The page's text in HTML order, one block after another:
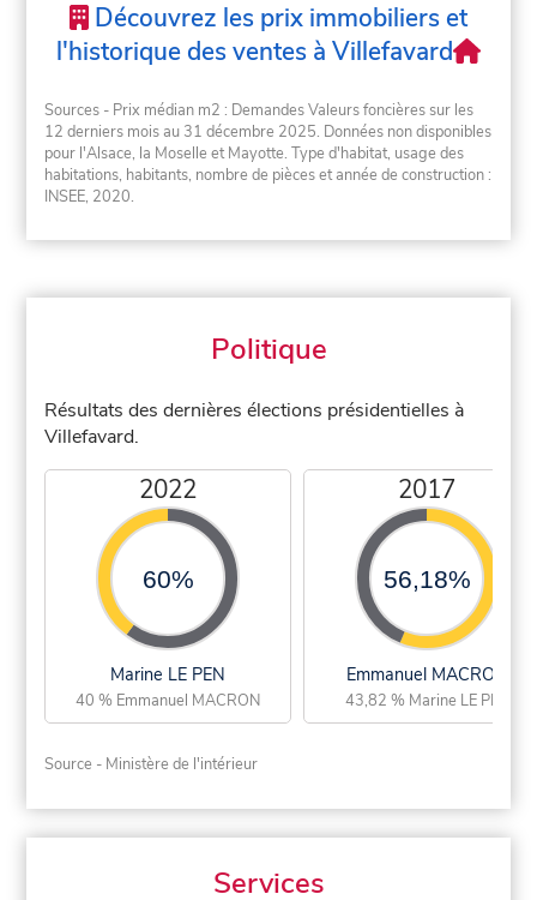
Découvrez les prix immobiliers et
l'historique des ventes à Villefavard
Sources - Prix médian m2 : Demandes Valeurs foncières sur les
12 derniers mois au 31 décembre 2025. Données non disponibles
pour l'Alsace, la Moselle et Mayotte. Type d'habitat, usage des
habitations, habitants, nombre de pièces et année de construction :
INSEE, 2020.
Politique
Résultats des dernières élections présidentielles à
Villefavard.
2022
60%
Marine LE PEN
40 % Emmanuel MACRON
2017
56,18%
Emmanuel MACRON
43,82 % Marine LE PEN
Source - Ministère de l'intérieur
Services